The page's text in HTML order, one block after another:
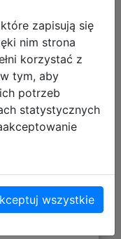
Together
zapisują się
nim strona
korzystać z
tym, aby
potrzeb
statystycznych
wszystkie